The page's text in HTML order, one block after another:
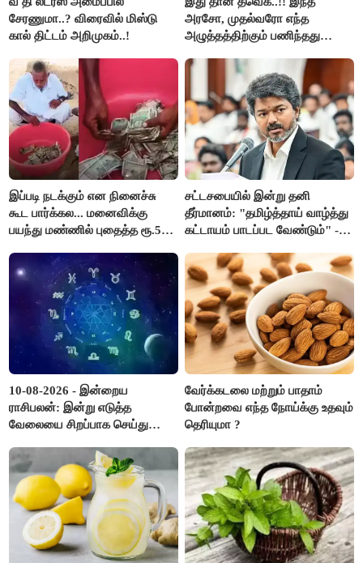
சேரணுமா..? விரைவில் மிஸ்டு
கால் திட்டம் அறிமுகம்..!
அரசோ, முதல்வரோ எந்த
அழுத்தத்திற்கும் பணிந்தது
அருண்ராஜ்..!
இப்படி நடக்கும் என நினைச்சு
கூட பார்க்கல... மனைவிக்கு
பயந்து மண்ணில் புதைத்த ரூ.5
சட்டசபையில் இன்று தனி
தீர்மானம்: "தமிழ்த்தாய் வாழ்த்து
கட்டாயம் பாடப்பட வேண்டும்" -
10-08-2026 - இன்றைய
ராசிபலன்: இன்று எடுத்த
வேலையை சிறப்பாக செய்து
அதே நேரத்தில் கூடுதலாக
உழைக்க வேண்டி இருக்கும்..!
வேர்க்கடலை மற்றும் பாதாம்
போன்றவை எந்த நோய்க்கு உதவும்
தெரியுமா ?